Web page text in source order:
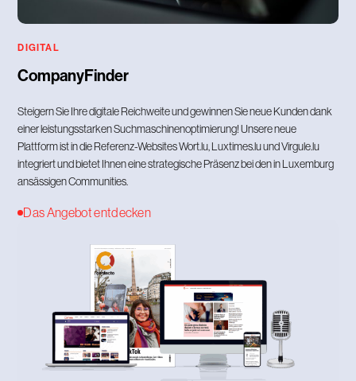
DIGITAL
CompanyFinder
Steigern Sie Ihre digitale Reichweite und gewinnen Sie neue Kunden dank
einer leistungsstarken Suchmaschinenoptimierung! Unsere neue
Plattform ist in die Referenz-Websites Wort.lu, Luxtimes.lu und Virgule.lu
integriert und bietet Ihnen eine strategische Präsenz bei den in Luxemburg
ansässigen Communities.
Das Angebot entdecken